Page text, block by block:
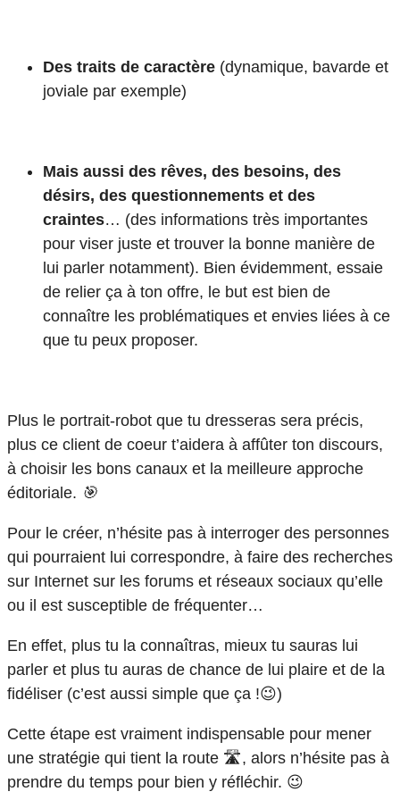
Des traits de caractère (dynamique, bavarde et
joviale par exemple)
Mais aussi des rêves, des besoins, des
désirs, des questionnements et des
craintes… (des informations très importantes
pour viser juste et trouver la bonne manière de
lui parler notamment). Bien évidemment, essaie
de relier ça à ton offre, le but est bien de
connaître les problématiques et envies liées à ce
que tu peux proposer.
Plus le portrait-robot que tu dresseras sera précis,
plus ce client de coeur t’aidera à affûter ton discours,
à choisir les bons canaux et la meilleure approche
éditoriale. 🎯
Pour le créer, n’hésite pas à interroger des personnes
qui pourraient lui correspondre, à faire des recherches
sur Internet sur les forums et réseaux sociaux qu’elle
ou il est susceptible de fréquenter…
En effet, plus tu la connaîtras, mieux tu sauras lui
parler et plus tu auras de chance de lui plaire et de la
fidéliser (c’est aussi simple que ça !😉)
Cette étape est vraiment indispensable pour mener
une stratégie qui tient la route 🛣️, alors n’hésite pas à
prendre du temps pour bien y réfléchir. 😉